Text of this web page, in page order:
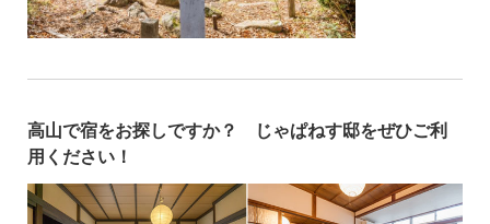
高山で宿をお探しですか？ じゃぱねす邸をぜひご利
用ください！